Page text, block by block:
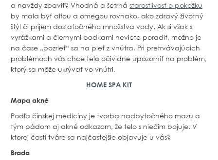
a navždy zbaviť? Vhodná a šetrnástarostlivosť o pokožku
by mala byť alfou a omegou rovnako, ako zdravý životný
štýl či príjem dostatočného množstva vody. Ak si však s
vyrážkami a čiernymi bodkami neviete poradiť, možno je
na čase „pozrieť“ sa na pleť z vnútra. Pri pretrvávajúcich
problémoch vás chce telo očividne upozorniť na problém,
ktorý sa môže ukrývať vo vnútri.
HOME SPA KIT
Mapa akné
Podľa čínskej medicíny je tvorba nadbytočného mazu a
tým pádom aj akné odkazom, že telo s niečim bojuje. V
ktorej časti tváre sa najčastejšie objavuje u vás?
Brada